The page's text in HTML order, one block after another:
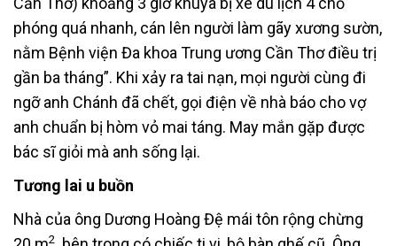
phóng quá nhanh, cán lên người làm gãy xương sườn,
nằm Bệnh viện Đa khoa Trung ương Cần Thơ điều trị
gần ba tháng”. Khi xảy ra tai nạn, mọi người cùng đi
ngỡ anh Chánh đã chết, gọi điện về nhà báo cho vợ
anh chuẩn bị hòm vỏ mai táng. May mắn gặp được
bác sĩ giỏi mà anh sống lại.
Tương lai u buồn
Nhà của ông Dương Hoàng Đệ mái tôn rộng chừng
2